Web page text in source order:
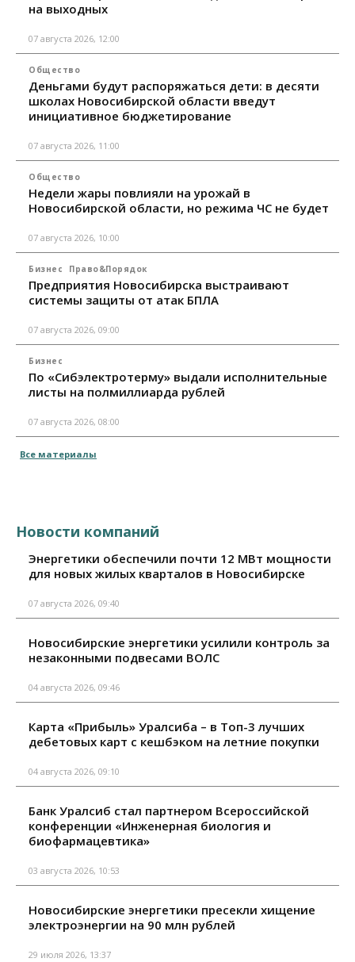
на выходных
07 августа 2026, 12:00
Общество
Деньгами будут распоряжаться дети: в десяти
школах Новосибирской области введут
инициативное бюджетирование
07 августа 2026, 11:00
Общество
Недели жары повлияли на урожай в
Новосибирской области, но режима ЧС не будет
07 августа 2026, 10:00
Бизнес Право&Порядок
Предприятия Новосибирска выстраивают
системы защиты от атак БПЛА
07 августа 2026, 09:00
Бизнес
По «Сибэлектротерму» выдали исполнительные
листы на полмиллиарда рублей
07 августа 2026, 08:00
Все материалы
Новости компаний
Энергетики обеспечили почти 12 МВт мощности
для новых жилых кварталов в Новосибирске
07 августа 2026, 09:40
Новосибирские энергетики усилили контроль за
незаконными подвесами ВОЛС
04 августа 2026, 09:46
Карта «Прибыль» Уралсиба – в Топ-3 лучших
дебетовых карт с кешбэком на летние покупки
04 августа 2026, 09:10
Банк Уралсиб стал партнером Всероссийской
конференции «Инженерная биология и
биофармацевтика»
03 августа 2026, 10:53
Новосибирские энергетики пресекли хищение
электроэнергии на 90 млн рублей
29 июля 2026, 13:37